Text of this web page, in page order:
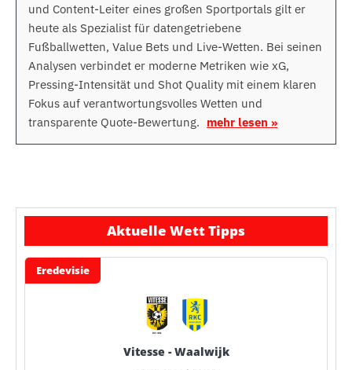
und Content-Leiter eines großen Sportportals gilt er
heute als Spezialist für datengetriebene
Fußballwetten, Value Bets und Live-Wetten. Bei seinen
Analysen verbindet er moderne Metriken wie xG,
Pressing-Intensität und Shot Quality mit einem klaren
Fokus auf verantwortungsvolles Wetten und
transparente Quote-Bewertung. mehr lesen »
Aktuelle Wett Tipps
Eredevisie
Vitesse - Waalwijk